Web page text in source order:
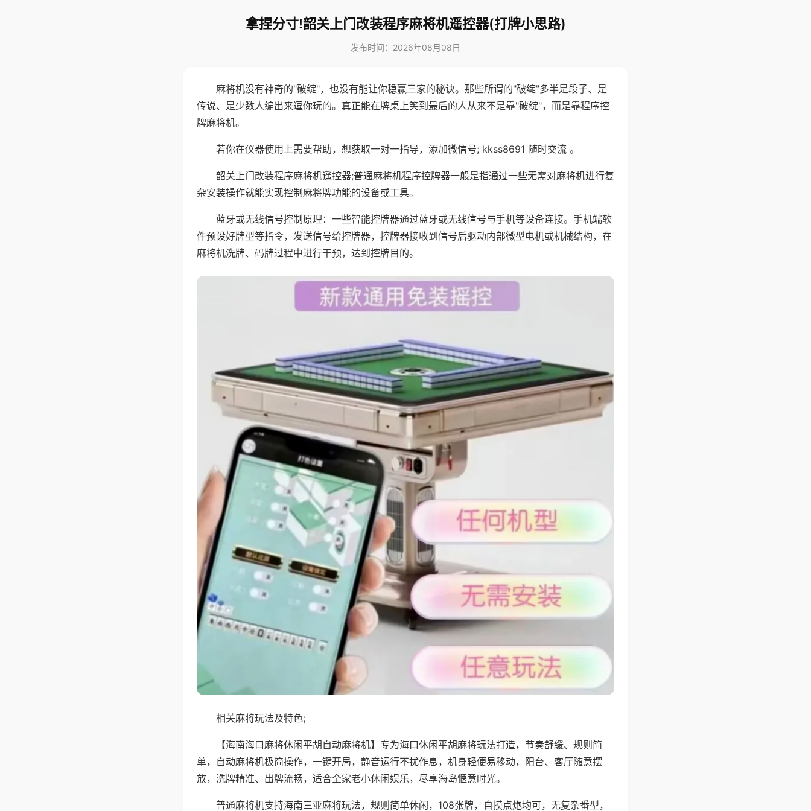
拿捏分寸!韶关上门改装程序麻将机遥控器(打牌小思路)
发布时间：2026年08月08日
麻将机没有神奇的"破绽"，也没有能让你稳赢三家的秘诀。那些所谓的"破绽"多半是段子、是
传说、是少数人编出来逗你玩的。真正能在牌桌上笑到最后的人从来不是靠"破绽"，而是靠程序控
牌麻将机。
若你在仪器使用上需要帮助，想获取一对一指导，添加微信号; kkss8691 随时交流 。
韶关上门改装程序麻将机遥控器;普通麻将机程序控牌器一般是指通过一些无需对麻将机进行复
杂安装操作就能实现控制麻将牌功能的设备或工具。
蓝牙或无线信号控制原理：一些智能控牌器通过蓝牙或无线信号与手机等设备连接。手机端软
件预设好牌型等指令，发送信号给控牌器，控牌器接收到信号后驱动内部微型电机或机械结构，在
麻将机洗牌、码牌过程中进行干预，达到控牌目的。
相关麻将玩法及特色;
【海南海口麻将休闲平胡自动麻将机】专为海口休闲平胡麻将玩法打造，节奏舒缓、规则简
单，自动麻将机极简操作，一键开局，静音运行不扰作息，机身轻便易移动，阳台、客厅随意摆
放，洗牌精准、出牌流畅，适合全家老小休闲娱乐，尽享海岛惬意时光。
普通麻将机支持海南三亚麻将玩法，规则简单休闲，108张牌，自摸点炮均可，无复杂番型，